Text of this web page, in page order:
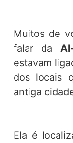
Muitos de
falar da
estavam
dos locais
antiga
Ela é